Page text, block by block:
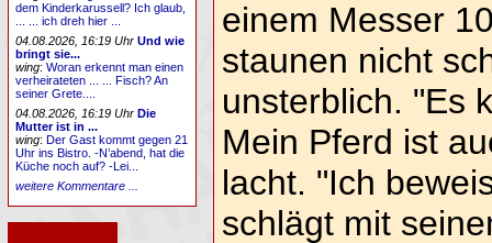
einem Messer
staunen nicht
unsterblich. "Es
Mein Pferd ist
lacht. "Ich
schlägt mit
dem Kinderkarussell? Ich glaub,
... ... ich dreh hier ...
04.08.2026, 16:19 Uhr Und wie
bringt sie...
wing:Woran erkennt man einen
verheirateten ... ... Fisch? An
seiner Grete....
04.08.2026, 16:19 Uhr Die
Mutter ist in ...
wing:Der Gast kommt gegen 21
Uhr ins Bistro. -N’abend, hat die
Küche noch auf? -Lei...
weitere Kommentare ...